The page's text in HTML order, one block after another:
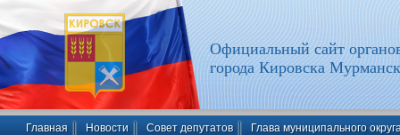
Официальный сайт
города Кировска
Главная Новости Совет депутатов Глава муниципального